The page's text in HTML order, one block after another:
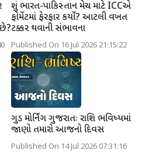
શું ભારત-પાકિસ્તાન મેચ માટે ICCએ
ફોર્મેટમાં ફેરફાર કર્યો? આટલી વખત
ટક્કર થવાની સંભાવના
Published On 16 Jul 2026 21:15:22
ગુડ મોર્નિંગ ગુજરાતઃ રાશિ ભવિષ્યમાં
જાણો તમારો આજનો દિવસ
Published On 14 Jul 2026 07:31:16